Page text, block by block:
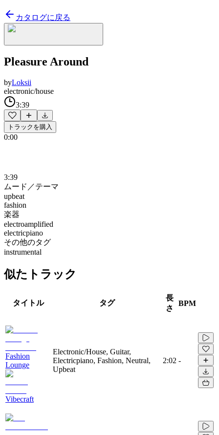
カタログに戻る
Pleasure Around
byLoksii
electronic/house
3:39
トラックを購入
0:00
3:39
ムード／テーマ
upbeat
fashion
楽器
electroamplified
electricpiano
その他のタグ
instrumental
似たトラック
タイトル タグ
長
さ
BPM
Fashion
Lounge
Vibecraft
Electronic/House, Guitar,
Electricpiano, Fashion, Neutral,
Upbeat
2:02 -